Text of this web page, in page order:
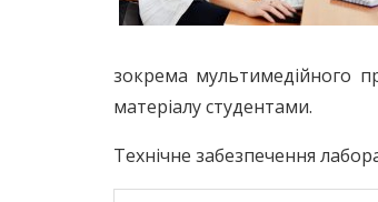
зокрема мультимедійного
матеріалу студентами.
Технічне забезпечення